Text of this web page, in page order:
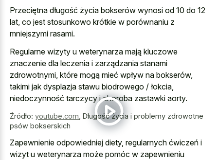
Przeciętna długość życia bokserów wynosi od 10 do 12
lat, co jest stosunkowo krótkie w porównaniu z
mniejszymi rasami.
Regularne wizyty u weterynarza mają kluczowe
znaczenie dla leczenia i zarządzania stanami
zdrowotnymi, które mogą mieć wpływ na bokserów,
takimi jak dysplazja stawu biodrowego / łokcia,
niedoczynność tarczycy i choroba zastawki aorty.
Źródło: youtube.com Długość życia i problemy zdrowotne
psów bokserskich
Zapewnienie odpowiedniej diety, regularnych ćwiczeń i
wizyt u weterynarza może pomóc w zapewnieniu